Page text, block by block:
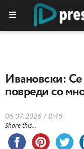
Ивановски: Се
повреди со
06.07.2026 / 8:46
Share this...